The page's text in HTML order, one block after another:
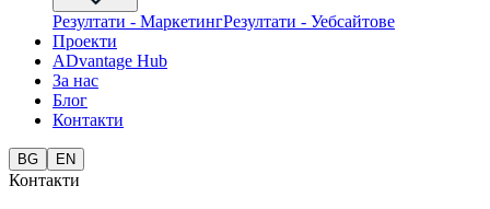
Резултати - МаркетингРезултати - Уебсайтове
Проекти
ADvantage Hub
За нас
Блог
Контакти
BG EN
Контакти